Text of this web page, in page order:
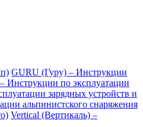
GURU (Гуру) – Инструкции
Инструкции по эксплуатации
зарядных устройств и
альпинистского снаряжения
Vertical (Вертикаль) –